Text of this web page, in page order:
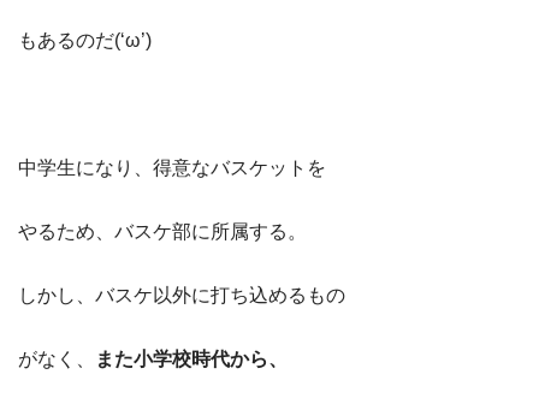
もあるのだ(‘ω’)
中学生になり、得意なバスケットを
やるため、バスケ部に所属する。
しかし、バスケ以外に打ち込めるもの
がなく、 また小学校時代から、